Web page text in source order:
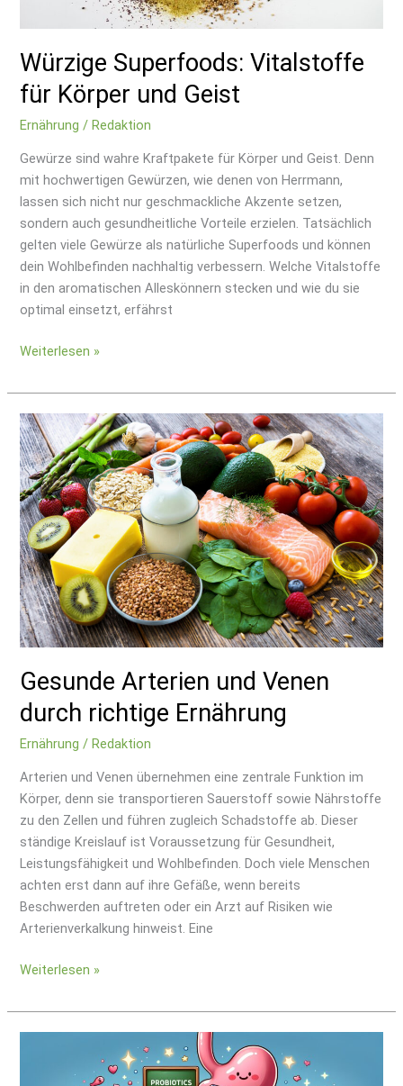
Würzige Superfoods: Vitalstoffe
für Körper und Geist
Ernährung /Redaktion
Gewürze sind wahre Kraftpakete für Körper und Geist. Denn
mit hochwertigen Gewürzen, wie denen von Herrmann,
lassen sich nicht nur geschmackliche Akzente setzen,
sondern auch gesundheitliche Vorteile erzielen. Tatsächlich
gelten viele Gewürze als natürliche Superfoods und können
dein Wohlbefinden nachhaltig verbessern. Welche Vitalstoffe
in den aromatischen Alleskönnern stecken und wie du sie
optimal einsetzt, erfährst
Weiterlesen »
Gesunde Arterien und Venen
durch richtige Ernährung
Ernährung /Redaktion
Arterien und Venen übernehmen eine zentrale Funktion im
Körper, denn sie transportieren Sauerstoff sowie Nährstoffe
zu den Zellen und führen zugleich Schadstoffe ab. Dieser
ständige Kreislauf ist Voraussetzung für Gesundheit,
Leistungsfähigkeit und Wohlbefinden. Doch viele Menschen
achten erst dann auf ihre Gefäße, wenn bereits
Beschwerden auftreten oder ein Arzt auf Risiken wie
Arterienverkalkung hinweist. Eine
Gesunde
Arterien
und
Venen
durch
richtige
Ernährung
Weiterlesen »